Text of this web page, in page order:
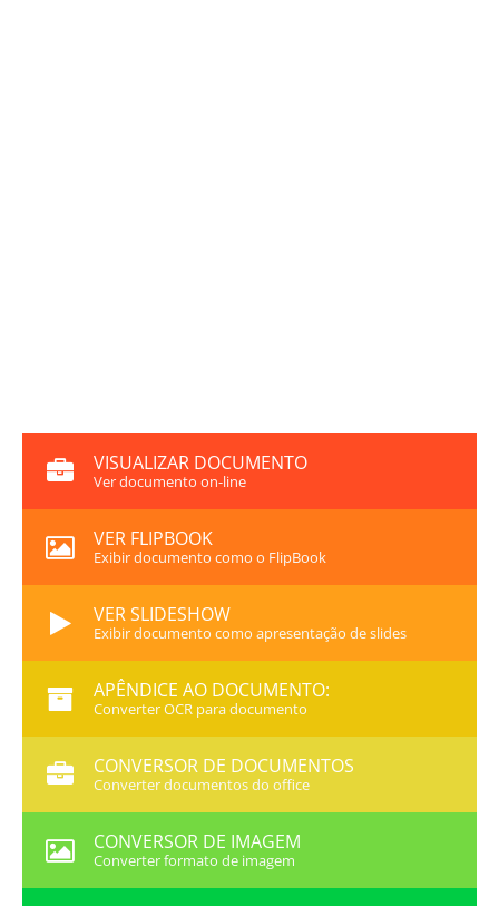
VISUALIZAR DOCUMENTO
Ver documento on-line
VER FLIPBOOK
Exibir documento como o FlipBook
VER SLIDESHOW
Exibir documento como apresentação de slides
APÊNDICE AO DOCUMENTO:
Converter OCR para documento
CONVERSOR DE DOCUMENTOS
Converter documentos do office
CONVERSOR DE IMAGEM
Converter formato de imagem